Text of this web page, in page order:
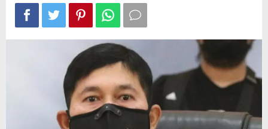
Sekedar
Memberi